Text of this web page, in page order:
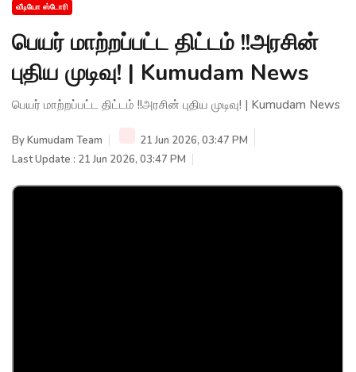
வீடியோ ஸ்டோரி
பெயர் மாற்றப்பட்ட திட்டம் !!அரசின்
புதிய முடிவு! | Kumudam News
பெயர் மாற்றப்பட்ட திட்டம் !!அரசின் புதிய முடிவு! | Kumudam News
ByKumudam Team
21 Jun 2026, 03:47 PM
Last Update : 21 Jun 2026, 03:47 PM